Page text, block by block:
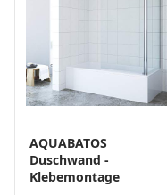
AQUABATOS
Duschwand -
Klebemontage